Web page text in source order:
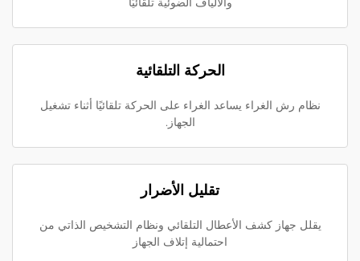
الحركة التلقائية
نظام رش الغراء يساعد الغراء على الحركة تلقائيًا أثناء تشغيل
الجهاز.
تقليل الأضرار
يقلل جهاز كشف الأعطال التلقائي ونظام التشخيص الذاتي من
احتمالية إتلاف الجهاز